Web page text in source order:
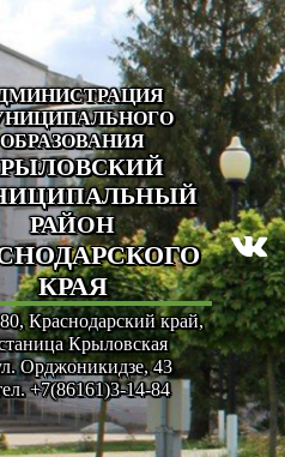
ОБРАЗОВАНИЯ
РАЙОН
КРАЯ
Краснодарский край,
Крыловская
Орджоникидзе, 43
+7(86161)3-14-84